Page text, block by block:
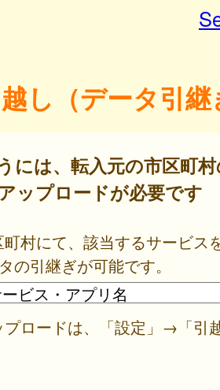
し（データ引継
には、転入元の市区町
ップロードが必要です
村にて、該当するサービス
の引継ぎが可能です。
プロードは、「設定」→「引